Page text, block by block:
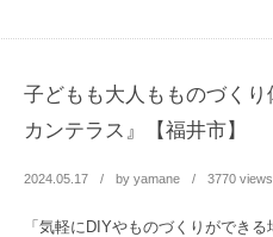
子どもも大人もものづく
カンテラス』【福井市】
2024.05.17 by yamane 3770 views
「気軽にDIYやものづくりができ